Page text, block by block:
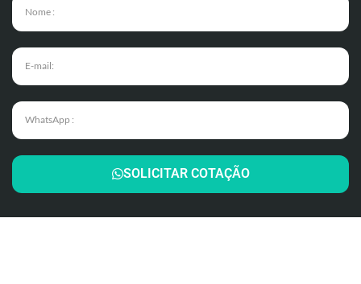
SOLICITAR COTAÇÃO